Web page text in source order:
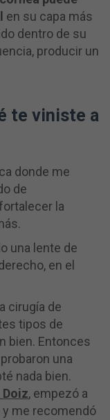
en su capa más
dentro de su
producir un
te viniste a
donde me
de
la
una lente de
en el
cirugía de
tipos de
bien. Entonces
una
nada bien.
Doiz, empezó a
me recomendó